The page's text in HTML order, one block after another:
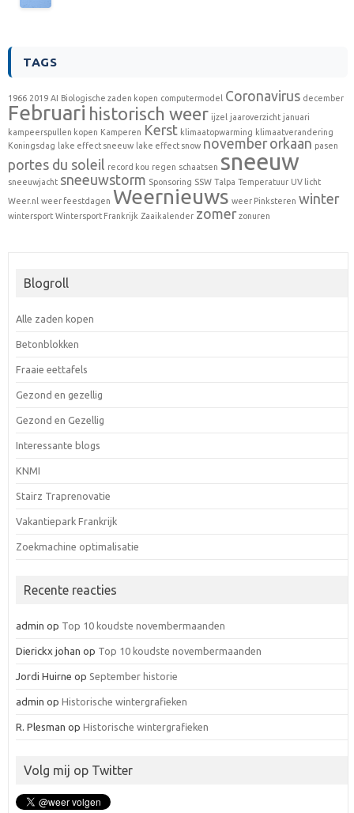
TAGS
1966 2019 AI Biologische zaden kopen computermodel Coronavirus december
Februari historisch weer ijzel jaaroverzicht januari
kampeerspullen kopen Kamperen Kerst klimaatopwarming klimaatverandering
Koningsdag lake effect sneeuw lake effect snow november orkaan pasen
portes du soleil record kou regen schaatsen sneeuw
sneeuwjacht sneeuwstorm Sponsoring SSW Talpa Temperatuur UV licht
Weer.nl weer feestdagen Weernieuws weer Pinksteren winter
wintersport Wintersport Frankrijk Zaaikalender zomer zonuren
Blogroll
Alle zaden kopen
Betonblokken
Fraaie eettafels
Gezond en gezellig
Gezond en Gezellig
Interessante blogs
KNMI
Stairz Traprenovatie
Vakantiepark Frankrijk
Zoekmachine optimalisatie
Recente reacties
admin op Top 10 koudste novembermaanden
Dierickx johan op Top 10 koudste novembermaanden
Jordi Huirne op September historie
admin op Historische wintergrafieken
R. Plesman op Historische wintergrafieken
Volg mij op Twitter